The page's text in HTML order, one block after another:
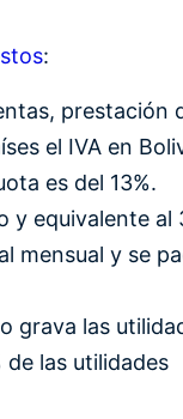
:
prestación
el IVA en
es del 13%.
y equivalente al
mensual y se
grava las
las utilidades